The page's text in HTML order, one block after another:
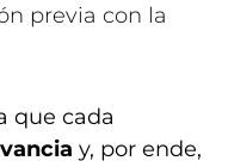
previa con la
que cada
y, por ende,